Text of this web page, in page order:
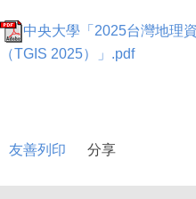
中央大學「2025台灣地理
（TGIS 2025）」.pdf
友善列印 分享